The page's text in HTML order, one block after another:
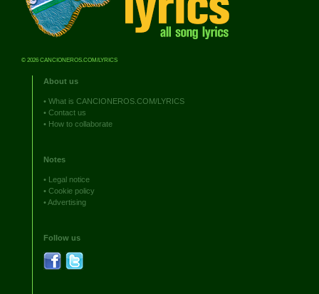
© 2026 CANCIONEROS.COM/LYRICS
About us
• What is CANCIONEROS.COM/LYRICS
• Contact us
• How to collaborate
Notes
• Legal notice
• Cookie policy
•Advertising
Follow us